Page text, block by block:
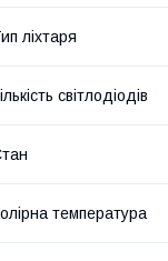
ліхтаря
світлодіодів
температура